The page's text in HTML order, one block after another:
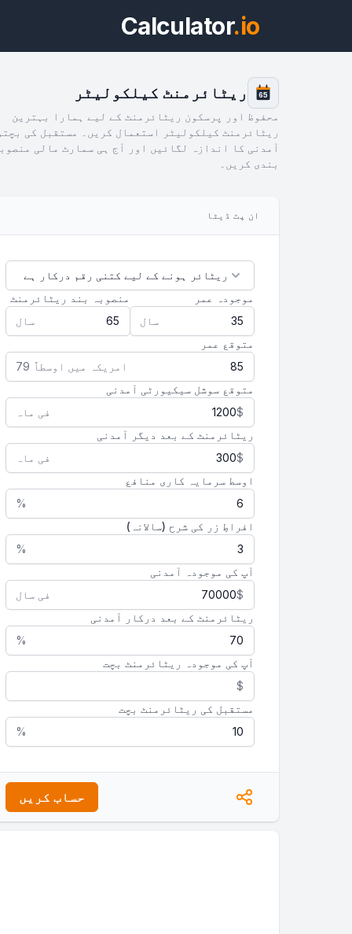
Calculator.io
65 ریٹائرمنٹ کیلکولیٹر
محفوظ اور پرسکون ریٹائرمنٹ کے لیے ہمارا بہترین
ریٹائرمنٹ کیلکولیٹر استعمال کریں۔ مستقبل کی
آمدنی کا اندازہ لگائیں اور آج ہی سمارٹ مالی منصوبہ
بندی کریں۔
ان پٹ ڈیٹا
موجودہ عمر
سال
منصوبہ بند ریٹائرمنٹ
سال
متوقع عمر
امریکہ میں اوسطاً 79
متوقع سوشل سیکیورٹی آمدنی
$
فی ماہ
ریٹائرمنٹ کے بعد دیگر آمدنی
$
فی ماہ
اوسط سرمایہ کاری منافع
%
افراطِ زر کی شرح (سالانہ)
%
آپ کی موجودہ آمدنی
$
فی سال
ریٹائرمنٹ کے بعد درکار آمدنی
%
آپ کی موجودہ ریٹائرمنٹ بچت
$
مستقبل کی ریٹائرمنٹ بچت
%
حساب کریں